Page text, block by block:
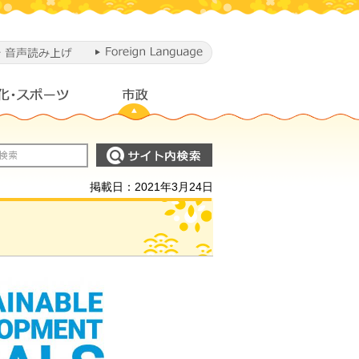
掲載日：2021年3月24日